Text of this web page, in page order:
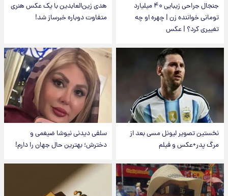
جنجال جراحی زیبایی ۴۰ میلیارد
تومانی خواننده زن | چهره او چه
تغییری کرد؟ | عکس
هدی زین‌العابدین با یک عکس هنری
متفاوت دوباره خبرساز شد!
نخستین تصویر لیونل مسی بعد از
مرگ پدر+عکس و فیلم
سلفی دیدنی نیوشا ضیغمی و
دخترش؛ بهترین حال جهان را دارم!